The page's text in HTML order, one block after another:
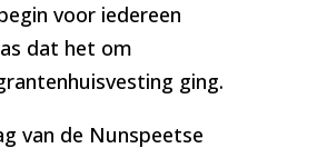
voor iedereen
dat het om
ging.
van de Nunspeetse